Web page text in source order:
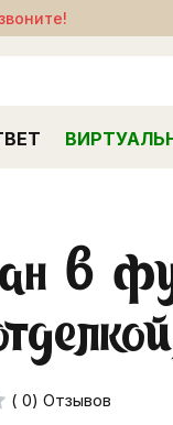
в
( 0) Отзывов